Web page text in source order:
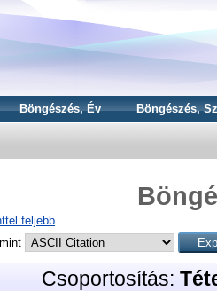
Böngészés, Év Böngészés,
feljebb
Csoportosítás: